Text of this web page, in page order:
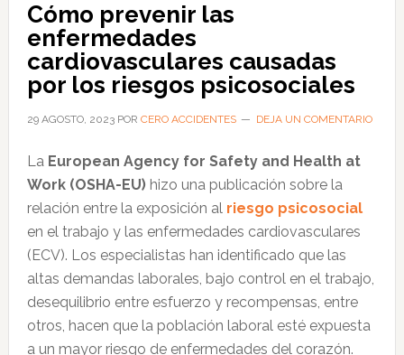
Cómo prevenir las
enfermedades
cardiovasculares causadas
por los riesgos psicosociales
29 AGOSTO, 2023POR CERO ACCIDENTES DEJA UN COMENTARIO
La European Agency for Safety and Health at
Work (OSHA-EU)hizo una publicación sobre la
relación entre la exposición al riesgo psicosocial
en el trabajo y las enfermedades cardiovasculares
(ECV). Los especialistas han identificado que las
altas demandas laborales, bajo control en el trabajo,
desequilibrio entre esfuerzo y recompensas, entre
otros, hacen que la población laboral esté expuesta
a un mayor riesgo de enfermedades del corazón.